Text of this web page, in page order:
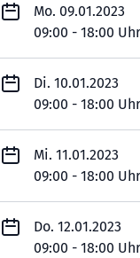
Mo. 09.01.2023
09:00 - 18:00 Uhr
Di. 10.01.2023
09:00 - 18:00 Uhr
Mi. 11.01.2023
09:00 - 18:00 Uhr
Do. 12.01.2023
09:00 - 18:00 Uhr